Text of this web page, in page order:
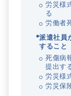
労災様
る
労働者
派遣社員
すること
死傷病
提出す
労災様
労災保